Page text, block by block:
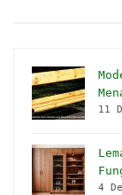
11
4